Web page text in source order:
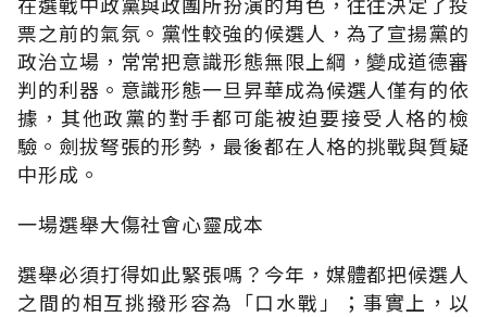
票之前的氣氛。黨性較強的候選人，為了宣揚黨的
政治立場，常常把意識形態無限上綱，變成道德審
判的利器。意識形態一旦昇華成為候選人僅有的依
據，其他政黨的對手都可能被迫要接受人格的檢
驗。劍拔弩張的形勢，最後都在人格的挑戰與質疑
中形成。
一場選舉大傷社會心靈成本
選舉必須打得如此緊張嗎？今年，媒體都把候選人
之間的相互挑撥形容為「口水戰」；事實上，以